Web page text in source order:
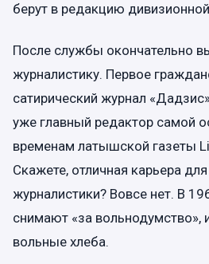
берут в редакцию
После службы окончательно
журналистику. Первое
сатирический журнал
уже главный редактор самой
временам латышской газеты
Скажете, отличная карьера
журналистики? Вовсе нет. В
снимают «за вольнодумство»,
вольные хлеба.